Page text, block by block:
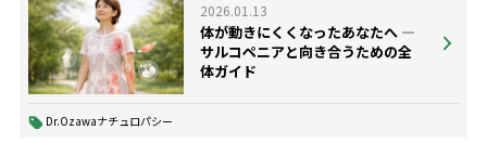
2026.01.13
体が動きにくくなったあなたへ ―
サルコペニアと向き合うための全
体ガイド
Dr.Ozawaナチュロパシー